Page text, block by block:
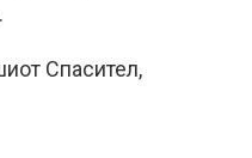
Спасител,